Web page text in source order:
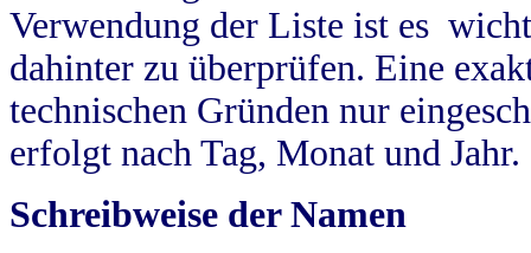
Verwendung der Liste ist es
dahinter zu überprüfen. Eine
technischen Gründen nur
erfolgt nach Tag, Monat und Jahr.
Schreibweise der Namen